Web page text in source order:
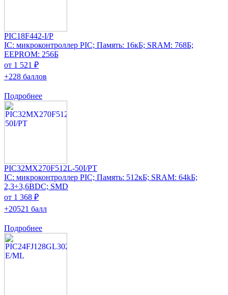
PIC18F442-I/P
IC: микроконтроллер PIC; Память: 16кБ; SRAM: 768Б;
EEPROM: 256Б
от 1 521 ₽
+228 баллов
Подробнее
PIC32MX270F512L-50I/PT
IC: микроконтроллер PIC; Память: 512кБ; SRAM: 64kБ;
2,3÷3,6ВDC; SMD
от 1 368 ₽
+20521 балл
Подробнее